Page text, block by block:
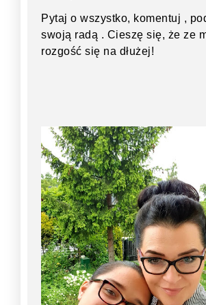
Pytaj o wszystko, komentuj ,
swoją radą . Cieszę się, że ze
rozgość się na dłużej!